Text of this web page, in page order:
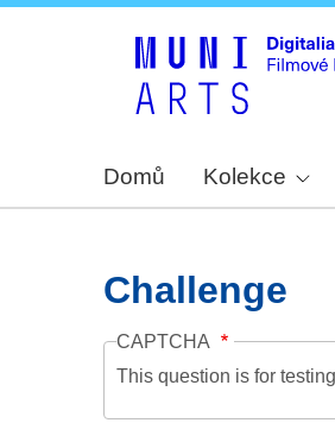
Domů Kolekce
Challenge
CAPTCHA
This question is for